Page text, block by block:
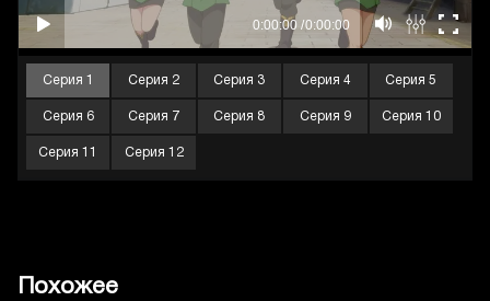
Серия 1 Серия 2 Серия 3 Серия 4 Серия 5
Серия 6 Серия 7 Серия 8 Серия 9 Серия 10
Серия 11 Серия 12
Похожее